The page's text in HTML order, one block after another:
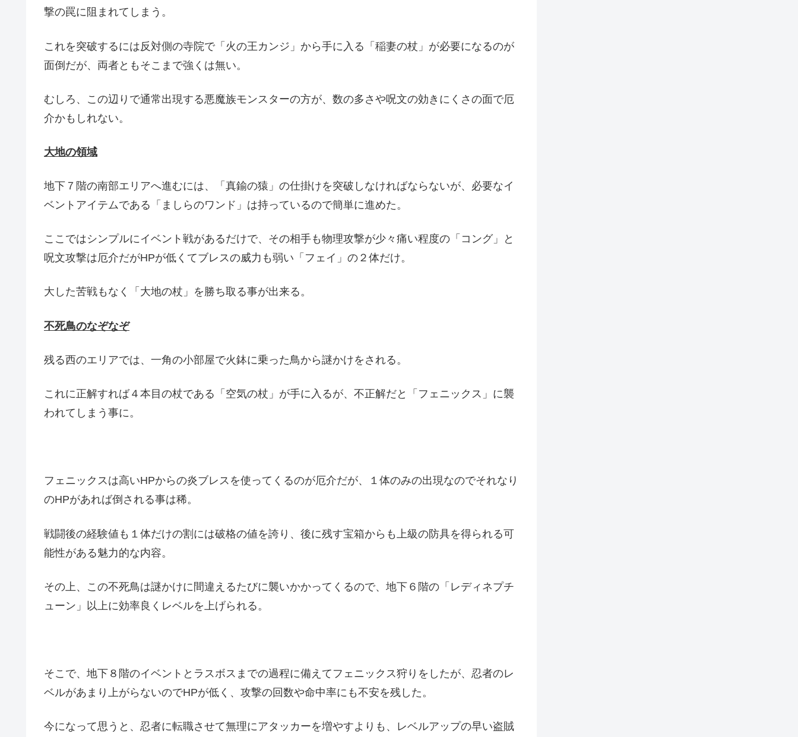
撃の罠に阻まれてしまう。
これを突破するには反対側の寺院で「火の王カンジ」から手に入る「稲妻の杖」が必要になるのが
面倒だが、両者ともそこまで強くは無い。
むしろ、この辺りで通常出現する悪魔族モンスターの方が、数の多さや呪文の効きにくさの面で厄
介かもしれない。
大地の領域
地下７階の南部エリアへ進むには、「真鍮の猿」の仕掛けを突破しなければならないが、必要なイ
ベントアイテムである「ましらのワンド」は持っているので簡単に進めた。
ここではシンプルにイベント戦があるだけで、その相手も物理攻撃が少々痛い程度の「コング」と
呪文攻撃は厄介だがHPが低くてブレスの威力も弱い「フェイ」の２体だけ。
大した苦戦もなく「大地の杖」を勝ち取る事が出来る。
不死鳥のなぞなぞ
残る西のエリアでは、一角の小部屋で火鉢に乗った鳥から謎かけをされる。
これに正解すれば４本目の杖である「空気の杖」が手に入るが、不正解だと「フェニックス」に襲
われてしまう事に。
フェニックスは高いHPからの炎ブレスを使ってくるのが厄介だが、１体のみの出現なのでそれなり
のHPがあれば倒される事は稀。
戦闘後の経験値も１体だけの割には破格の値を誇り、後に残す宝箱からも上級の防具を得られる可
能性がある魅力的な内容。
その上、この不死鳥は謎かけに間違えるたびに襲いかかってくるので、地下６階の「レディネプチ
ューン」以上に効率良くレベルを上げられる。
そこで、地下８階のイベントとラスボスまでの過程に備えてフェニックス狩りをしたが、忍者のレ
ベルがあまり上がらないのでHPが低く、攻撃の回数や命中率にも不安を残した。
今になって思うと、忍者に転職させて無理にアタッカーを増やすよりも、レベルアップの早い盗賊